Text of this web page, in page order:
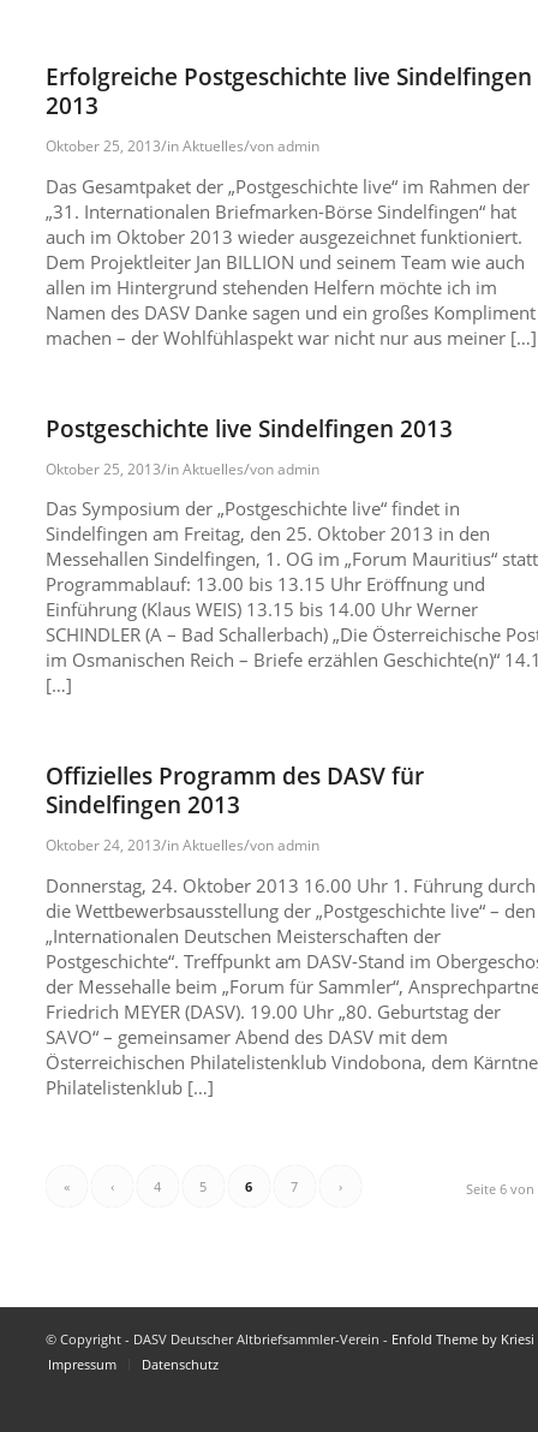
Erfolgreiche Postgeschichte live Sindelfingen
2013
Oktober 25, 2013/inAktuelles/vonadmin
Das Gesamtpaket der „Postgeschichte live“ im Rahmen der
„31. Internationalen Briefmarken-Börse Sindelfingen“ hat
auch im Oktober 2013 wieder ausgezeichnet funktioniert.
Dem Projektleiter Jan BILLION und seinem Team wie auch
allen im Hintergrund stehenden Helfern möchte ich im
Namen des DASV Danke sagen und ein großes Kompliment
machen – der Wohlfühlaspekt war nicht nur aus meiner […]
Postgeschichte live Sindelfingen 2013
Oktober 25, 2013/inAktuelles/vonadmin
Das Symposium der „Postgeschichte live“ findet in
Sindelfingen am Freitag, den 25. Oktober 2013 in den
Messehallen Sindelfingen, 1. OG im „Forum Mauritius“
Programmablauf: 13.00 bis 13.15 Uhr Eröffnung und
Einführung (Klaus WEIS) 13.15 bis 14.00 Uhr Werner
SCHINDLER (A – Bad Schallerbach) „Die Österreichische
im Osmanischen Reich – Briefe erzählen Geschichte(n)“
[…]
Offizielles Programm des DASV für
Sindelfingen 2013
Oktober 24, 2013/inAktuelles/vonadmin
Donnerstag, 24. Oktober 2013 16.00 Uhr 1. Führung durch
die Wettbewerbsausstellung der „Postgeschichte live“ – den
„Internationalen Deutschen Meisterschaften der
Postgeschichte“. Treffpunkt am DASV-Stand im
der Messehalle beim „Forum für Sammler“,
Friedrich MEYER (DASV). 19.00 Uhr „80. Geburtstag der
SAVO“ – gemeinsamer Abend des DASV mit dem
Österreichischen Philatelistenklub Vindobona, dem
Philatelistenklub […]
Seite 6 von
« ‹ 4 5 6 7 ›
© Copyright - DASV Deutscher Altbriefsammler-Verein - Enfold Theme by Kriesi
Impressum
Datenschutz